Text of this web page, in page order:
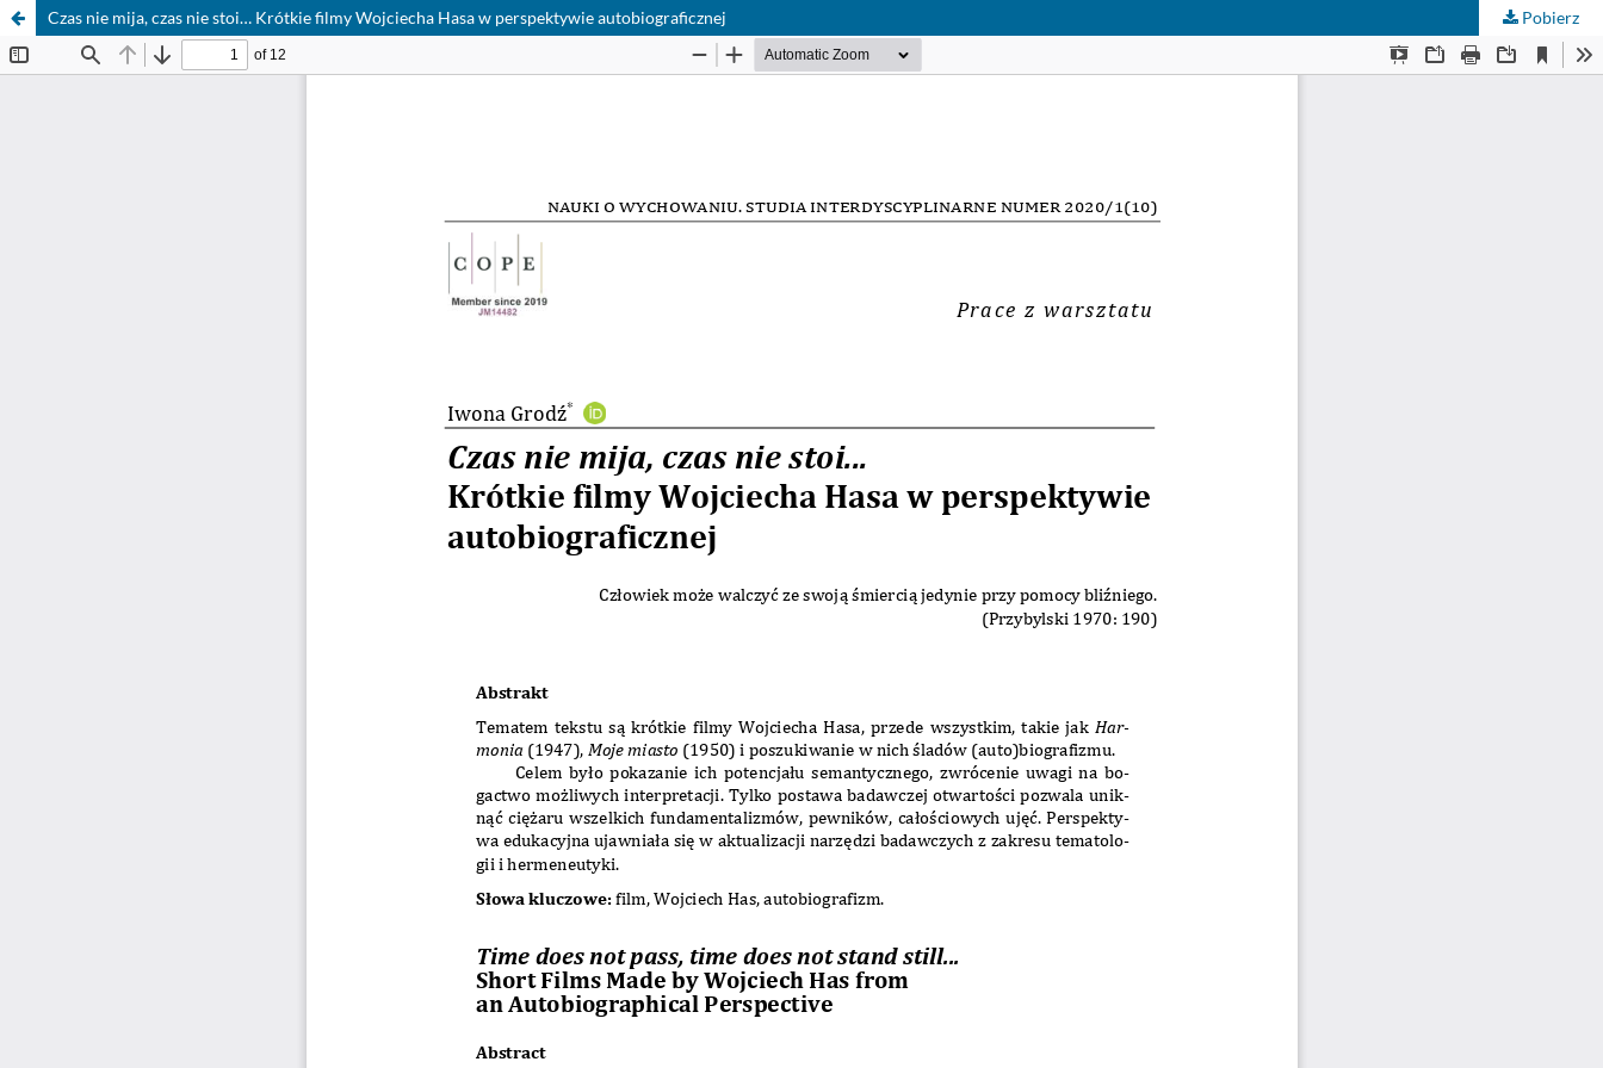
Czas nie mija, czas nie stoi… Krótkie filmy Wojciecha Hasa w perspektywie autobiograficznej Pobierz